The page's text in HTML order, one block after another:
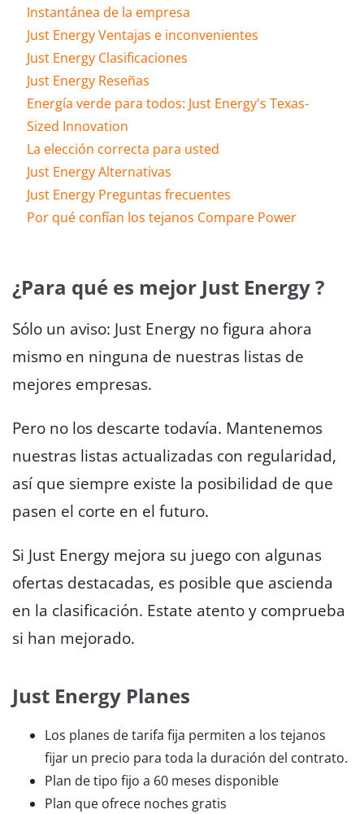
Instantánea de la empresa
Just Energy Ventajas e inconvenientes
Just Energy Clasificaciones
Just Energy Reseñas
Energía verde para todos: Just Energy's Texas-
Sized Innovation
La elección correcta para usted
Just Energy Alternativas
Just Energy Preguntas frecuentes
Por qué confían los tejanos Compare Power
¿Para qué es mejor Just Energy ?
Sólo un aviso: Just Energy no figura ahora
mismo en ninguna de nuestras listas de
mejores empresas.
Pero no los descarte todavía. Mantenemos
nuestras listas actualizadas con regularidad,
así que siempre existe la posibilidad de que
pasen el corte en el futuro.
Si Just Energy mejora su juego con algunas
ofertas destacadas, es posible que ascienda
en la clasificación. Estate atento y comprueba
si han mejorado.
Just Energy Planes
Los planes de tarifa fija permiten a los tejanos
fijar un precio para toda la duración del contrato.
Plan de tipo fijo a 60 meses disponible
Plan que ofrece noches gratis